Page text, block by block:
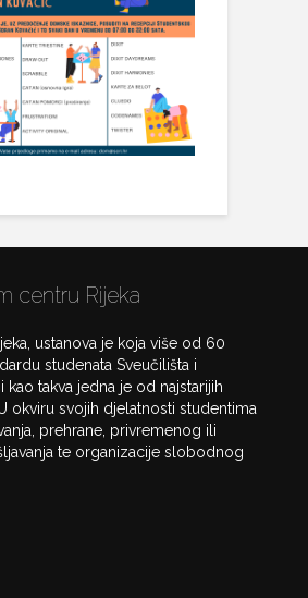
centru Rijeka
ustanova je koja više od 60
studenata Sveučilišta i
kao takva jedna je od najstarijih
okviru svojih djelatnosti studentima
prehrane, privremenog ili
te organizacije slobodnog